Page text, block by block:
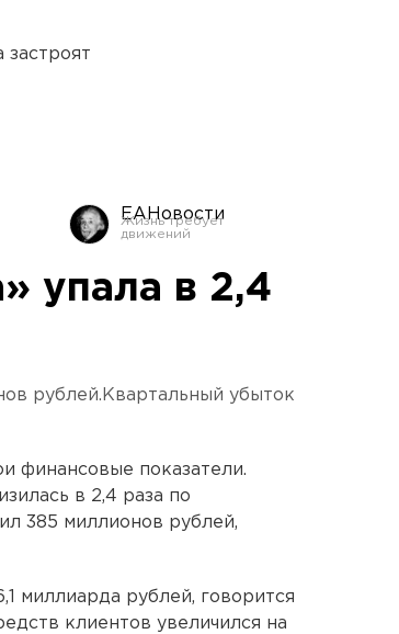
ЕАНовости
упала в 2,4
рублей.Квартальный убыток
финансовые показатели.
в 2,4 раза по
385 миллионов рублей,
миллиарда рублей, говорится
клиентов увеличился на